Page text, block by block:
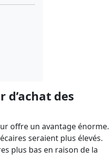
des
offre un avantage énorme.
seraient plus élevés.
plus bas en raison de la